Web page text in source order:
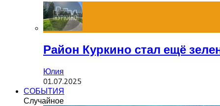
Район Куркино стал ещё
Юлия
01.07.2025
СОБЫТИЯ
Случайное